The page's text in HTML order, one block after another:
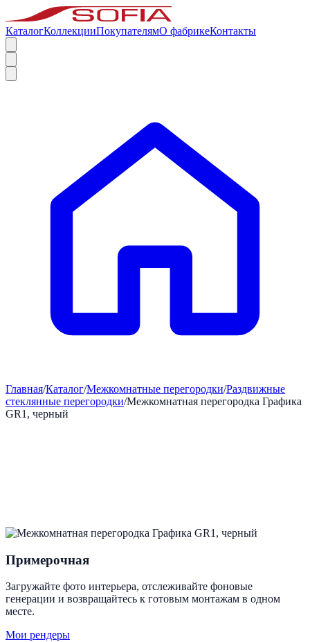
КаталогКоллекцииПокупателямО фабрикеКонтакты
Главная/Каталог/Межкомнатные перегородки/Раздвижные
стеклянные перегородки/Межкомнатная перегородка Графика
GR1, черный
Примерочная
Загружайте фото интерьера, отслеживайте фоновые
генерации и возвращайтесь к готовым монтажам в одном
месте.
Мои рендеры